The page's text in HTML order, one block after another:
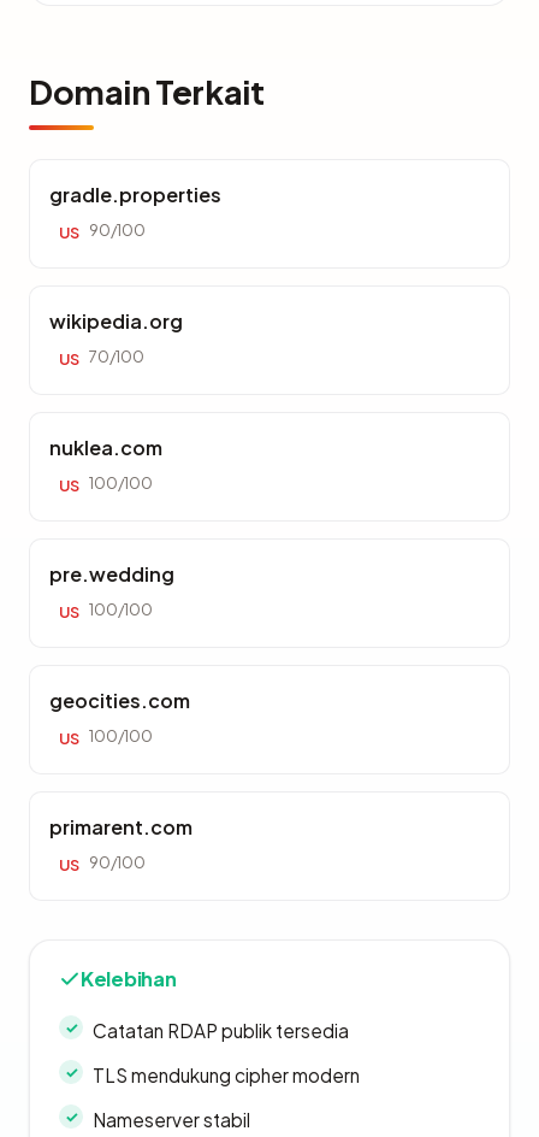
Domain Terkait
gradle.properties
US 90/100
wikipedia.org
US 70/100
nuklea.com
US 100/100
pre.wedding
US 100/100
geocities.com
US 100/100
primarent.com
US 90/100
Kelebihan
Catatan RDAP publik tersedia
TLS mendukung cipher modern
Nameserver stabil